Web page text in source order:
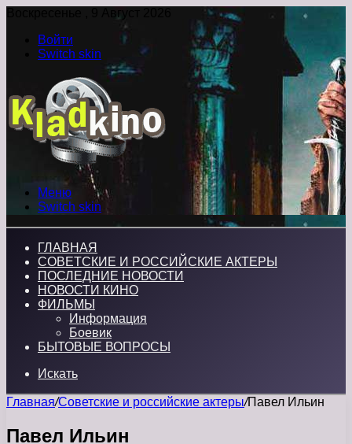
Воскресенье , 9 Август 2026
Войти
Switch skin
Меню
Switch skin
ГЛАВНАЯ
СОВЕТСКИЕ И РОССИЙСКИЕ АКТЕРЫ
ПОСЛЕДНИЕ НОВОСТИ
НОВОСТИ КИНО
ФИЛЬМЫ
Информация
Боевик
БЫТОВЫЕ ВОПРОСЫ
Искать
Главная/Советские и российские актеры/Павел Ильин
Павел Ильин